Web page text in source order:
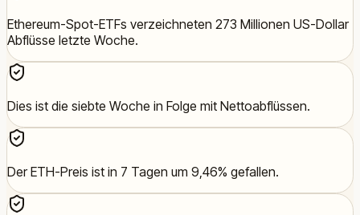
Ethereum-Spot-ETFs verzeichneten 273 Millionen US-Dollar
Abflüsse letzte Woche.
Dies ist die siebte Woche in Folge mit Nettoabflüssen.
Der ETH-Preis ist in 7 Tagen um 9,46% gefallen.